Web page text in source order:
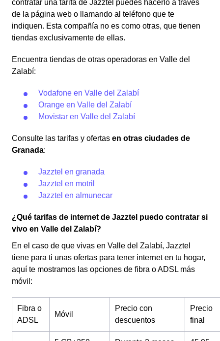
contratar una tarifa de Jazztel puedes hacerlo a través
de la página web o llamando al teléfono que te
indiquen. Esta compañía no es como otras, que tienen
tiendas exclusivamente de ellas.
Encuentra tiendas de otras operadoras en Valle del
Zalabí:
Vodafone en Valle del Zalabí
Orange en Valle del Zalabí
Movistar en Valle del Zalabí
Consulte las tarifas y ofertas en otras ciudades de
Granada:
Jazztel en granada
Jazztel en motril
Jazztel en almunecar
¿Qué tarifas de internet de Jazztel puedo contratar si
vivo en Valle del Zalabí?
En el caso de que vivas en Valle del Zalabí, Jazztel
tiene para ti unas ofertas para tener internet en tu hogar,
aquí te mostramos las opciones de fibra o ADSL más
móvil:
Fibra o
ADSL
Móvil
Precio con
descuentos
Precio
final